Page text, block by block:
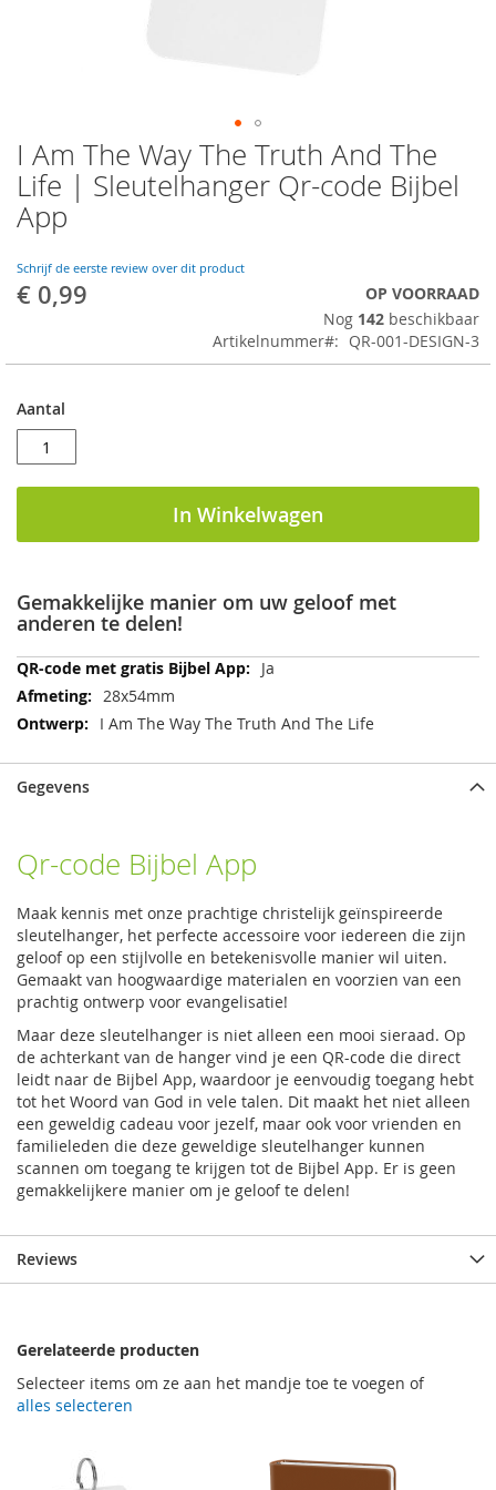
Ga
naar
het
begin
van
de
afbeeldingen-
gallerij
I Am The Way The Truth And The
Life | Sleutelhanger Qr-code Bijbel
App
Schrijf de eerste review over dit product
€ 0,99
OP VOORRAAD
Nog 142 beschikbaar
Artikelnummer
QR-001-DESIGN-3
Aantal
In Winkelwagen
Gemakkelijke manier om uw geloof met
anderen te delen!
Meer
informatie
Ja
28x54mm
I Am The Way The Truth And The Life
Gegevens
Qr-code Bijbel App
Maak kennis met onze prachtige christelijk geïnspireerde
sleutelhanger, het perfecte accessoire voor iedereen die zijn
geloof op een stijlvolle en betekenisvolle manier wil uiten.
Gemaakt van hoogwaardige materialen en voorzien van een
prachtig ontwerp voor evangelisatie!
Maar deze sleutelhanger is niet alleen een mooi sieraad. Op
de achterkant van de hanger vind je een QR-code die direct
leidt naar de Bijbel App, waardoor je eenvoudig toegang hebt
tot het Woord van God in vele talen. Dit maakt het niet alleen
een geweldig cadeau voor jezelf, maar ook voor vrienden en
familieleden die deze geweldige sleutelhanger kunnen
scannen om toegang te krijgen tot de Bijbel App. Er is geen
gemakkelijkere manier om je geloof te delen!
Reviews
Gerelateerde producten
Selecteer items om ze aan het mandje toe te voegen of
alles selecteren